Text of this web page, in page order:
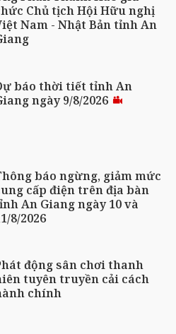
Chủ tịch Hội Hữu nghị
Nam - Nhật Bản tỉnh An
báo thời tiết tỉnh An
ngày 9/8/2026
báo ngừng, giảm mức
cấp điện trên địa bàn
An Giang ngày 10 và
8/2026
động sân chơi thanh
tuyên truyền cải cách
chính